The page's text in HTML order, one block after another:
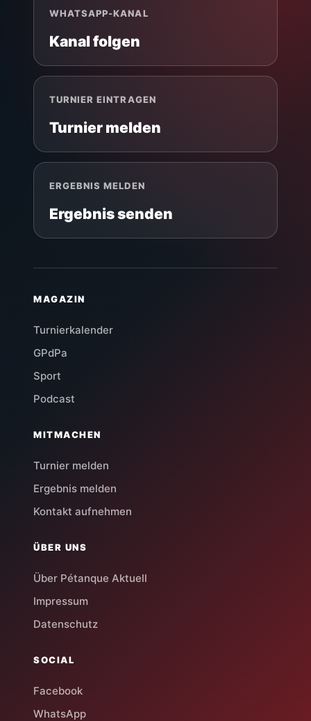
WHATSAPP-KANAL
Kanal folgen
TURNIER EINTRAGEN
Turnier melden
ERGEBNIS MELDEN
Ergebnis senden
MAGAZIN
Turnierkalender
GPdPa
Sport
Podcast
MITMACHEN
Turnier melden
Ergebnis melden
Kontakt aufnehmen
ÜBER UNS
Über Pétanque Aktuell
Impressum
Datenschutz
SOCIAL
Facebook
WhatsApp